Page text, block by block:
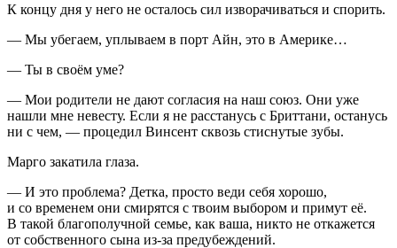
К концу дня у него не осталось сил изворачиваться и спорить.
— Мы убегаем, уплываем в порт Айн, это в Америке…
— Ты в своём уме?
— Мои родители не дают согласия на наш союз. Они уже
нашли мне невесту. Если я не расстанусь с Бриттани, останусь
ни с чем, — процедил Винсент сквозь стиснутые зубы.
Марго закатила глаза.
— И это проблема? Детка, просто веди себя хорошо,
и со временем они смирятся с твоим выбором и примут её.
В такой благополучной семье, как ваша, никто не откажется
от собственного сына из-за предубеждений.